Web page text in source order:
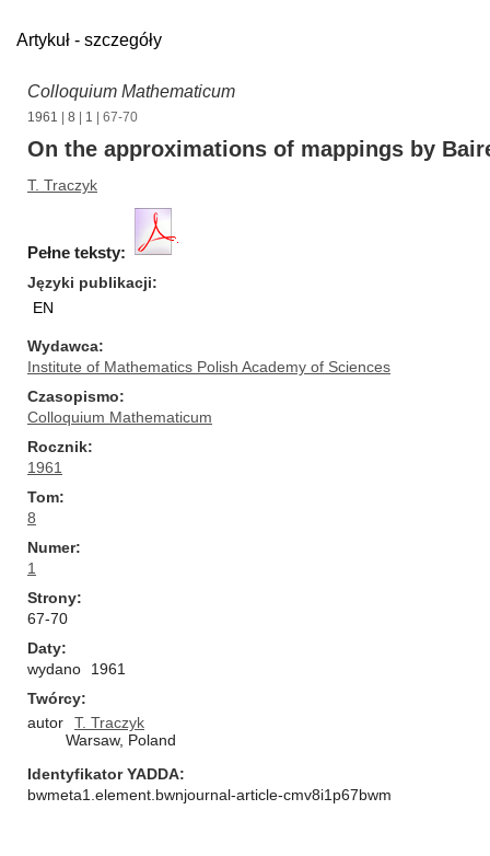
Artykuł - szczegóły
Colloquium Mathematicum
1961 8 1 | 67-70
On the approximations of mappings by
T. Traczyk
Pełne teksty:
Języki publikacji
EN
Wydawca
Institute of Mathematics Polish Academy of Sciences
Czasopismo
Colloquium Mathematicum
Rocznik
1961
Tom
8
Numer
1
Strony
67-70
Daty
wydano
1961
Twórcy
autor
T. Traczyk
Warsaw, Poland
Identyfikator YADDA
bwmeta1.element.bwnjournal-article-cmv8i1p67bwm